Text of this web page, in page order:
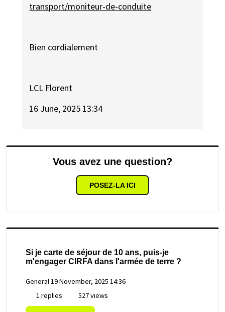
transport/moniteur-de-conduite
Bien cordialement
LCL Florent
16 June, 2025 13:34
Vous avez une question?
POSEZ-LA ICI
Si je carte de séjour de 10 ans, puis-je
m'engager CIRFA dans l'armée de terre ?
General19 November, 2025 14:36
1 replies
527 views